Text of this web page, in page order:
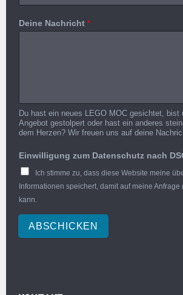
Deine Nachricht *
Du hast ein neues LEGO MOC gesichtet, bist
Angebot gestolpert oder hast ein anderes
dem Herzen? Wir freuen uns auf deine
Einwilligung zum Datenschutz nach
Ich stimme zu, dass diese Website meine
Informationen speichert, damit auf meine Anfrage
kann.
ABSCHICKEN